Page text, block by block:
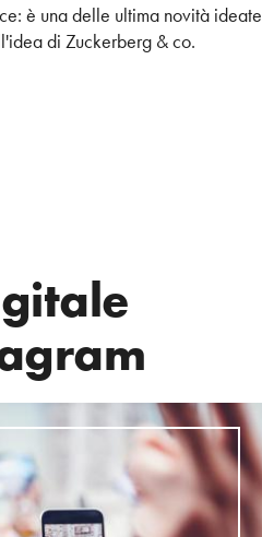
è una delle ultima novità ideate
di Zuckerberg & co.